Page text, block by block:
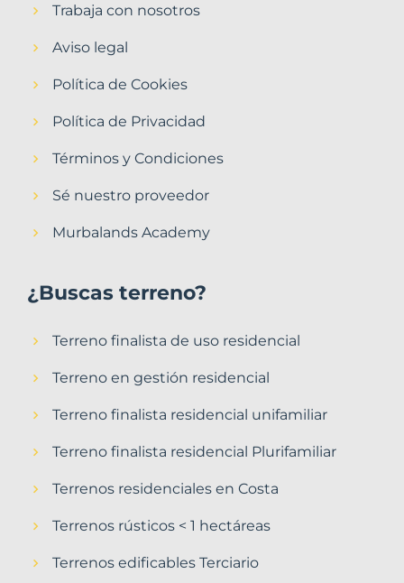
Trabaja con nosotros
Aviso legal
Política de Cookies
Política de Privacidad
Términos y Condiciones
Sé nuestro proveedor
Murbalands Academy
¿Buscas terreno?
Terreno finalista de uso residencial
Terreno en gestión residencial
Terreno finalista residencial unifamiliar
Terreno finalista residencial Plurifamiliar
Terrenos residenciales en Costa
Terrenos rústicos < 1 hectáreas
Terrenos edificables Terciario